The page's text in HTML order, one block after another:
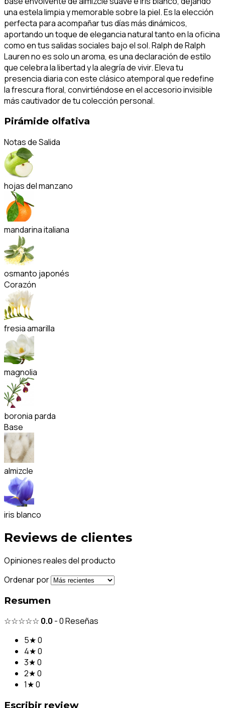
una estela limpia y memorable sobre la piel. Es la elección
perfecta para acompañar tus días más dinámicos,
aportando un toque de elegancia natural tanto en la oficina
como en tus salidas sociales bajo el sol. Ralph de Ralph
Lauren no es solo un aroma, es una declaración de estilo
que celebra la libertad y la alegría de vivir. Eleva tu
presencia diaria con este clásico atemporal que redefine
la frescura floral, convirtiéndose en el accesorio invisible
más cautivador de tu colección personal.
Pirámide olfativa
Notas de Salida
hojas del manzano
mandarina italiana
osmanto japonés
Corazón
fresia amarilla
magnolia
boronia parda
Base
almizcle
iris blanco
Reviews de clientes
Opiniones reales del producto
Ordenar por
Resumen
☆☆☆☆☆ 0.0 -0Reseñas
5★0
4★0
3★0
2★0
1★0
Escribir review